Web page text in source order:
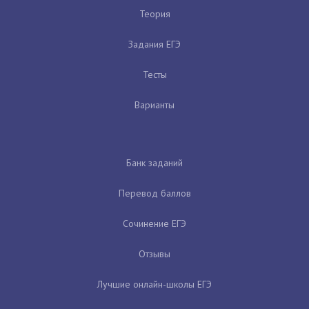
Теория
Задания ЕГЭ
Тесты
Варианты
Банк заданий
Перевод баллов
Сочинение ЕГЭ
Отзывы
Лучшие онлайн-школы ЕГЭ